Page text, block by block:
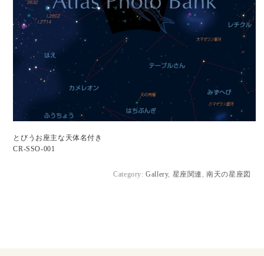
とびうお座主な天体名付き
CR-SSO-001
Category:Gallery, 星座関連 ,南天の星座図